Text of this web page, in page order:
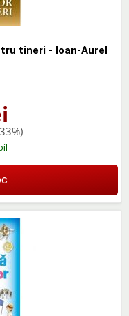
tineri - Ioan-Aurel